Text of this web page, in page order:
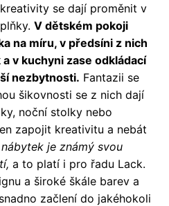
se dají proměnit v
V dětském pokoji
na míru, v předsíni z nich
v kuchyni zase odkládací
nezbytnosti. Fantazii se
šikovnosti se z nich dají
noční stolky nebo
zapojit kreativitu a nebát
je známý svou
a to platí i pro řadu Lack.
a široké škále barev a
začlení do jakéhokoli